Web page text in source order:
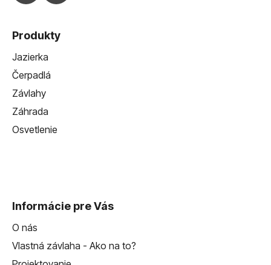
Produkty
Jazierka
Čerpadlá
Závlahy
Záhrada
Osvetlenie
Informácie pre Vás
O nás
Vlastná závlaha - Ako na to?